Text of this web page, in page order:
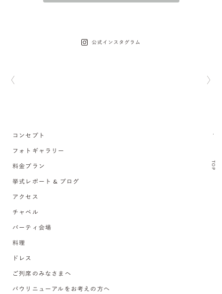
公式インスタグラム
TOP
コンセプト
フォトギャラリー
料金プラン
挙式レポート & ブログ
アクセス
チャペル
パーティ会場
料理
ドレス
ご列席のみなさまへ
バウリニューアルをお考えの方へ